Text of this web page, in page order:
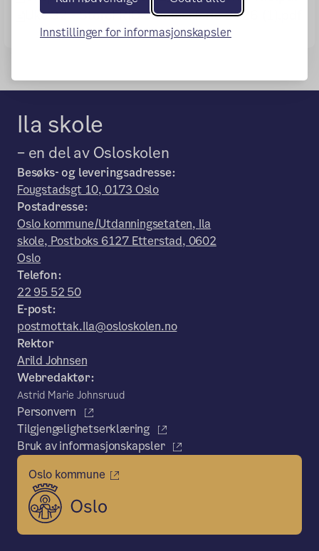
Innstillinger for informasjonskapsler
Uke 32 - StoreFRIO Sommerferie 2026 (1).pdf
Ila skole
– en del av Osloskolen
Besøks- og leveringsadresse:
Fougstadsgt 10, 0173 Oslo
Postadresse:
Oslo kommune/Utdanningsetaten, Ila
skole, Postboks 6127 Etterstad, 0602
Oslo
Telefon:
22 95 52 50
E-post:
postmottak.Ila@osloskolen.no
Rektor
Arild Johnsen
Webredaktør:
Astrid Marie Johnsruud
Personvern
Tilgjengelighetserklæring
Bruk av informasjonskapsler
Oslo kommune